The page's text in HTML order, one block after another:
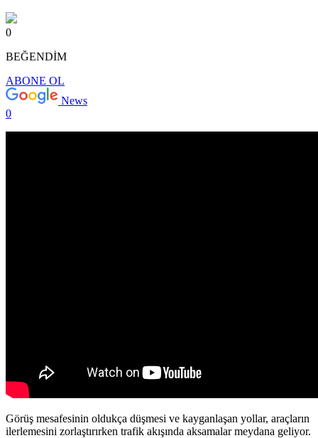
0
BEĞENDİM
ABONE OL
News
0
Görüş mesafesinin oldukça düşmesi ve kayganlaşan yollar, araçların
ilerlemesini zorlaştırırken trafik akışında aksamalar meydana geliyor.